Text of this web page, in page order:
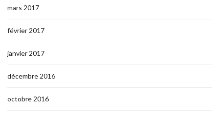
mars 2017
février 2017
janvier 2017
décembre 2016
octobre 2016